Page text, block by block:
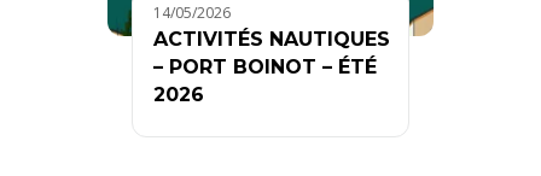
14/05/2026
ACTIVITÉS NAUTIQUES
– PORT BOINOT – ÉTÉ
2026